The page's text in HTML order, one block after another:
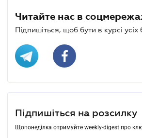
Читайте нас в
Підпишіться, щоб бути в курсі усіх
Підпишіться на розсилку
Щопонеділка отримуйте weekly-digest про